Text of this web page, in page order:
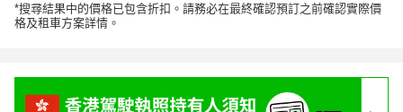
*搜尋結果中的價格已包含折扣。請務必在最終確認預訂之前確認實際價
格及租車方案詳情。